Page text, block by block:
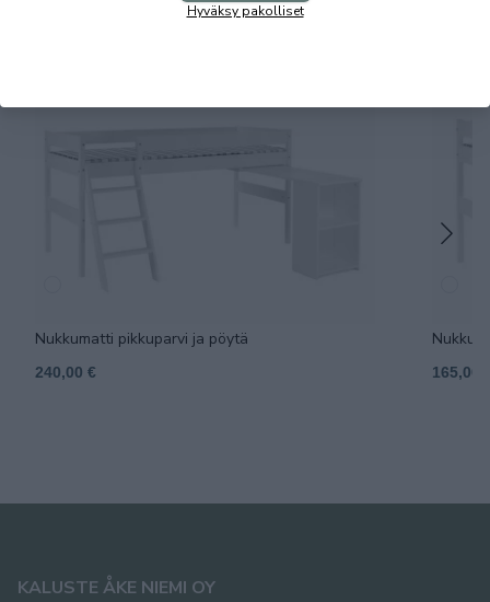
Tutustu myös
Nukkumatti pikkuparvi ja pöytä
240,00 € 165,00
KALUSTE ÅKE NIEMI OY
Hyväksy pakolliset